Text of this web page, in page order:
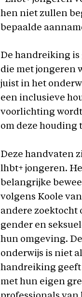
hen niet zullen
bepaalde
De handreiking is
die met jongeren
juist in het
een inclusieve
voorlichting
om deze houding
Deze handvaten
lhbt+ jongeren.
belangrijke
volgens Koole
andere zoektocht
gender en
hun omgeving.
onderwijs is niet
handreiking geeft
met hun eigen